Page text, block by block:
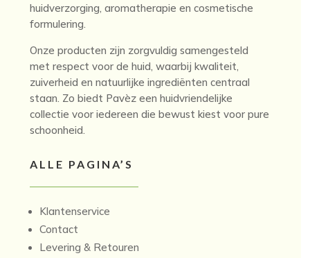
huidverzorging, aromatherapie en cosmetische
formulering.
Onze producten zijn zorgvuldig samengesteld
met respect voor de huid, waarbij kwaliteit,
zuiverheid en natuurlijke ingrediënten centraal
staan. Zo biedt Pavèz een huidvriendelijke
collectie voor iedereen die bewust kiest voor pure
schoonheid.
ALLE PAGINA’S
Klantenservice
Contact
Levering & Retouren